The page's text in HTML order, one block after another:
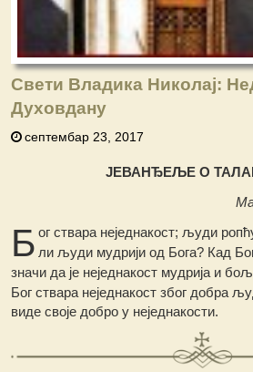
Свети Владика Николај:
Духовдану
септембар 23, 2017
ЈЕВАНЂЕЉЕ О
Б ог ствара неједнакост; људи
ли људи мудрији од Бога? Кад
значи да је неједнакост мудрија и
Бог ствара неједнакост због добра
виде своје добро у неједнакости.